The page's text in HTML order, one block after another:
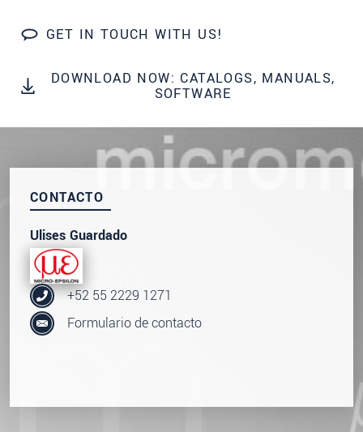
GET IN TOUCH WITH US!
DOWNLOAD NOW: CATALOGS, MANUALS,
SOFTWARE
CONTACTO
Ulises Guardado
+52 55 2229 1271
Formulario de contacto